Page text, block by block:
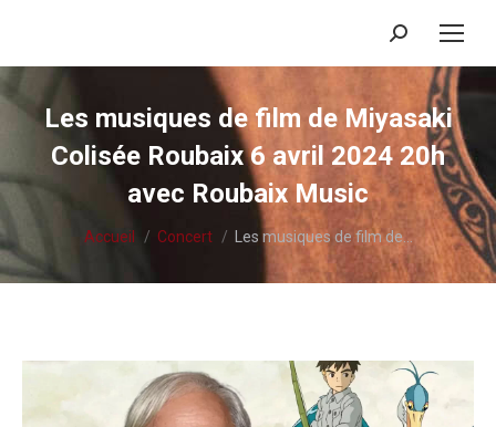
Recherche
:
Les musiques de film de Miyasaki
Colisée Roubaix 6 avril 2024 20h
avec Roubaix Music
Vous êtes ici :
Accueil Concert Les musiques de film de…